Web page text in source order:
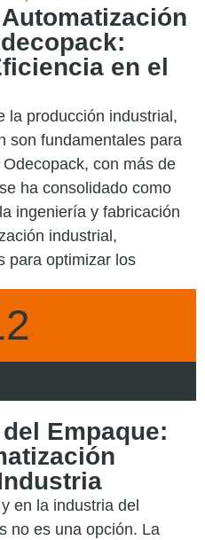
en el
la producción industrial,
son fundamentales para
con más de
ha consolidado como
ingeniería y fabricación
industrial,
para optimizar los
Empaque:
en la industria del
no es una opción. La